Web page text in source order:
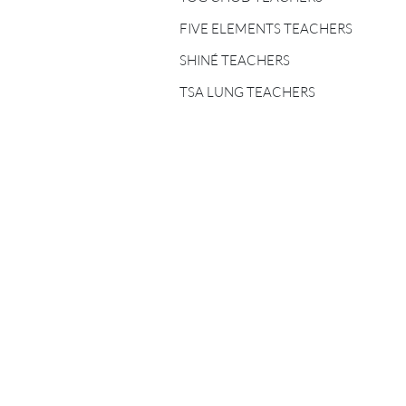
TEACHERS
SHINÉ TEACHERS
TSA LUNG TEACHERS
FIVE ELEMENTS TEACHERS
SHINÉ TEACHERS
TSA LUNG TEACHERS